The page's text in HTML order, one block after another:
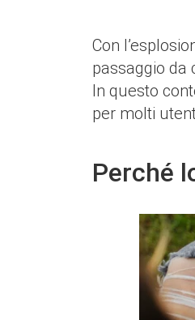
Con
passaggio da
In questo
per molti
Perché